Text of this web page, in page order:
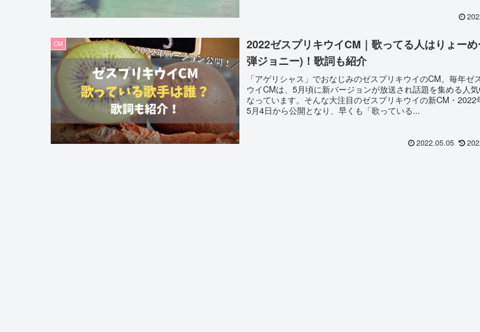
CM
2022ゼスプリキウイCM｜歌ってる人はりょー
弾ジョニー)！歌詞も紹介
「アゲリシャス」でおなじみのゼスプリキウイのCM。毎年ゼ
ウイCMは、5月頃に新バージョンが放送され話題を集める人気
なっています。そんな大注目のゼスプリキウイの新CM・2022
5月4日から公開となり、早くも「歌っている...
2022.05.05